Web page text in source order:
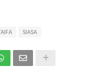
SIASA